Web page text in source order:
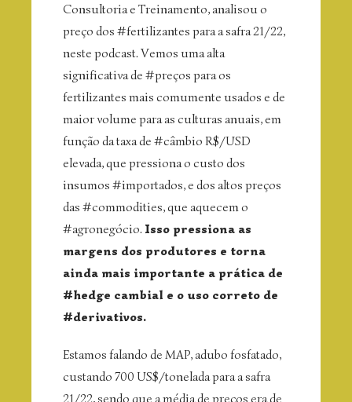
Consultoria e Treinamento, analisou o
preço dos #fertilizantes para a safra 21/22,
neste podcast. Vemos uma alta
significativa de #preços para os
fertilizantes mais comumente usados e de
maior volume para as culturas anuais, em
função da taxa de #câmbio R$/USD
elevada, que pressiona o custo dos
insumos #importados, e dos altos preços
das #commodities, que aquecem o
#agronegócio. Isso pressiona as
margens dos produtores e torna
ainda mais importante a prática de
#hedge cambial e o uso correto de
#derivativos.
Estamos falando de MAP, adubo fosfatado,
custando 700 US$/tonelada para a safra
21/22, sendo que a média de preços era de